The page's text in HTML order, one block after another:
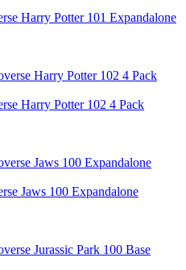
Harry Potter 101 Expandalone
Harry Potter 102 4 Pack
Jaws 100 Expandalone